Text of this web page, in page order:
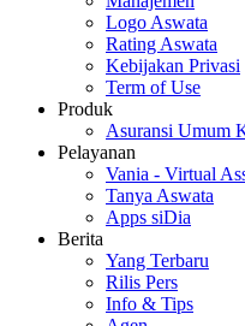
Logo Aswata
Rating Aswata
Kebijakan Privasi
Term of Use
Produk
Asuransi Umum
Pelayanan
Vania - Virtual
Tanya Aswata
Apps siDia
Berita
Yang Terbaru
Rilis Pers
Info & Tips